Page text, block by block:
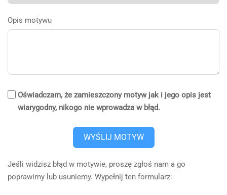
Opis motywu
Oświadczam, że zamieszczony motyw jak i jego opis jest
wiarygodny, nikogo nie wprowadza w błąd.
WYŚLIJ MOTYW
Jeśli widzisz błąd w motywie, proszę zgłoś nam a go
poprawimy lub usuniemy. Wypełnij ten formularz: